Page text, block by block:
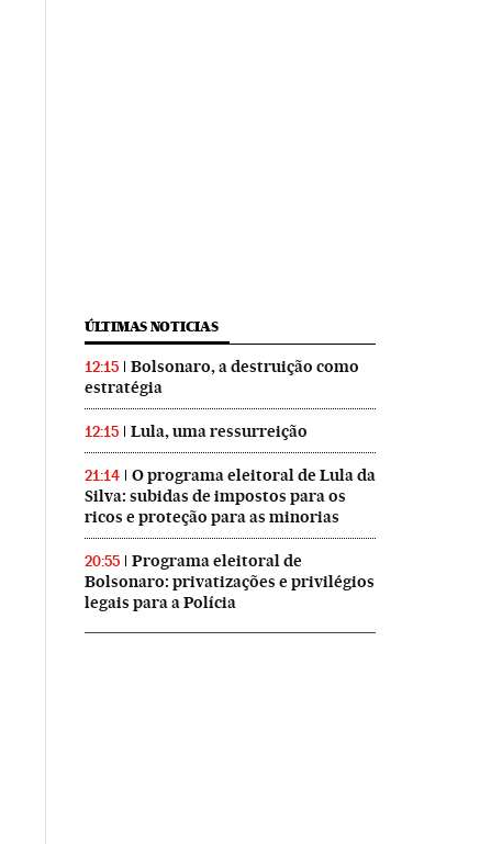
ÚLTIMAS NOTICIAS
12:15
Bolsonaro, a destruição como
estratégia
12:15 Lula, uma ressurreição
21:14
O programa eleitoral de Lula da
Silva: subidas de impostos para os
ricos e proteção para as minorias
20:55
Programa eleitoral de
Bolsonaro: privatizações e privilégios
legais para a Polícia